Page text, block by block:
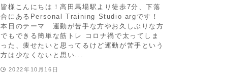
皆様こんにちは！高田馬場駅より徒歩7分、下落
合にあるPersonal Training Studio argです！
本日のテーマ 運動が苦手な方やお久しぶりな方
でもできる簡単な筋トレ コロナ禍で太ってしま
った、痩せたいと思ってるけど運動が苦手という
方は少なくないと思い...
2022年10月16日